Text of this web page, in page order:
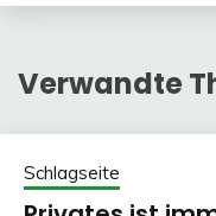
Verwandte
Schlagseite